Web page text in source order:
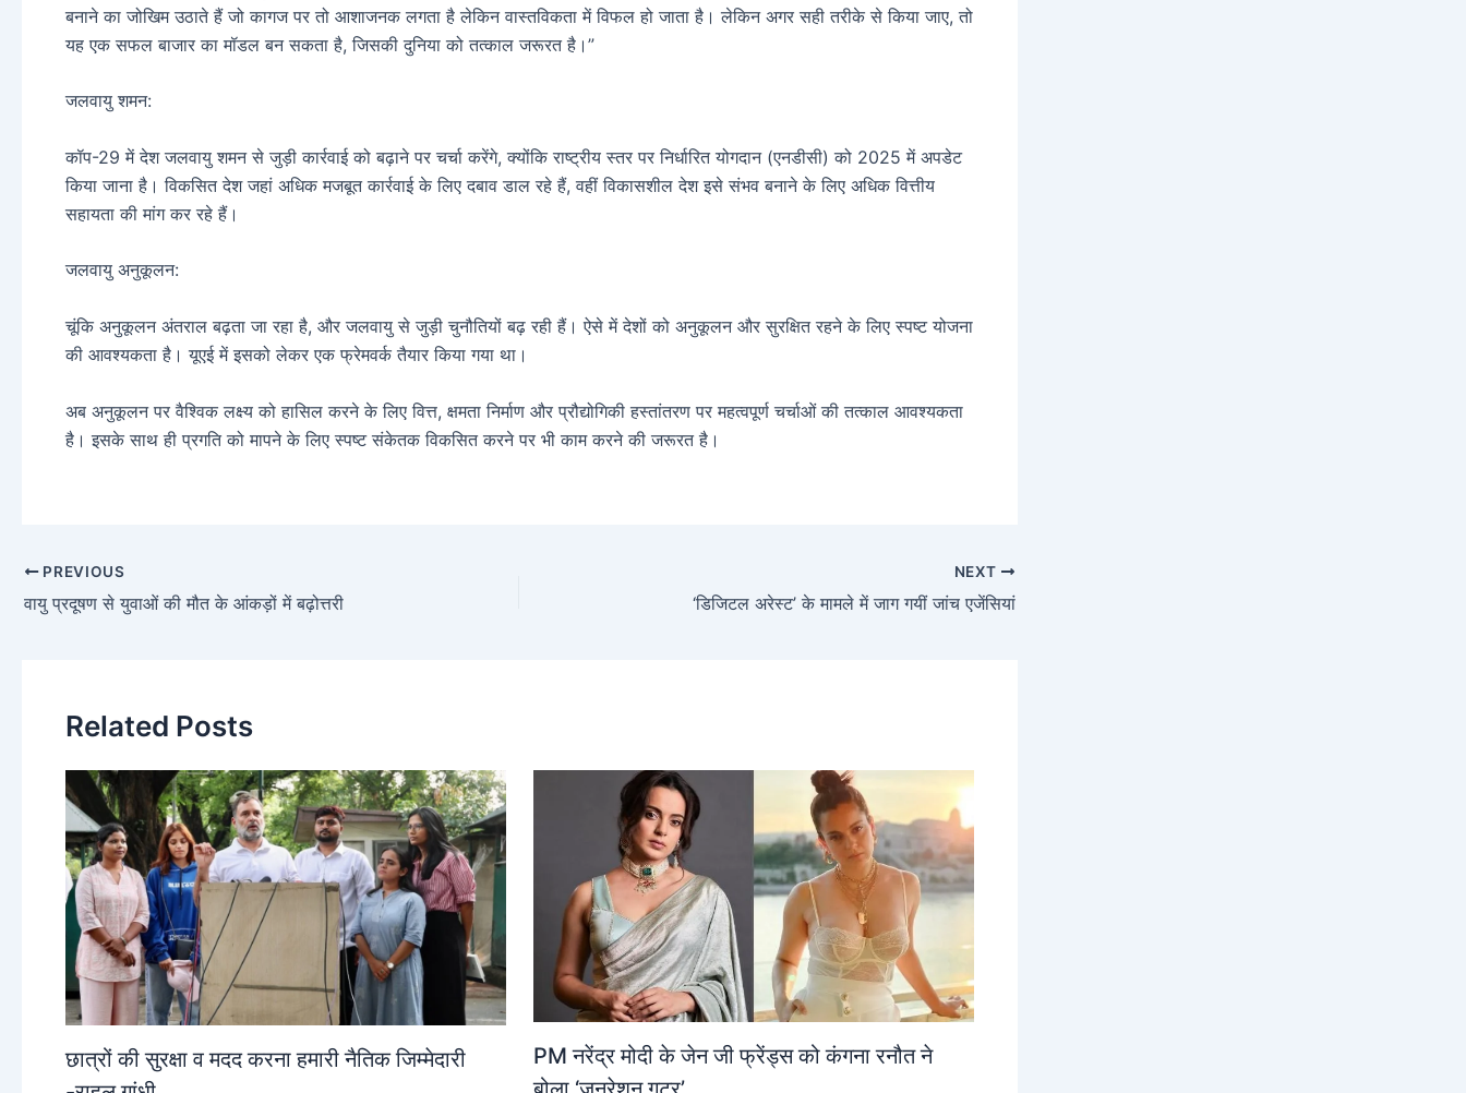
बनाने का जोखिम उठाते हैं जो कागज पर तो आशाजनक लगता है लेकिन वास्तविकता में विफल हो जाता है। लेकिन अगर सही तरीके से किया जाए, तो
यह एक सफल बाजार का मॉडल बन सकता है, जिसकी दुनिया को तत्काल जरूरत है।”
जलवायु शमन:
कॉप-29 में देश जलवायु शमन से जुड़ी कार्रवाई को बढ़ाने पर चर्चा करेंगे, क्योंकि राष्ट्रीय स्तर पर निर्धारित योगदान (एनडीसी) को 2025 में अपडेट
किया जाना है। विकसित देश जहां अधिक मजबूत कार्रवाई के लिए दबाव डाल रहे हैं, वहीं विकासशील देश इसे संभव बनाने के लिए अधिक वित्तीय
सहायता की मांग कर रहे हैं।
जलवायु अनुकूलन:
चूंकि अनुकूलन अंतराल बढ़ता जा रहा है, और जलवायु से जुड़ी चुनौतियों बढ़ रही हैं। ऐसे में देशों को अनुकूलन और सुरक्षित रहने के लिए स्पष्ट योजना
की आवश्यकता है। यूएई में इसको लेकर एक फ्रेमवर्क तैयार किया गया था।
अब अनुकूलन पर वैश्विक लक्ष्य को हासिल करने के लिए वित्त, क्षमता निर्माण और प्रौद्योगिकी हस्तांतरण पर महत्वपूर्ण चर्चाओं की तत्काल आवश्यकता
है। इसके साथ ही प्रगति को मापने के लिए स्पष्ट संकेतक विकसित करने पर भी काम करने की जरूरत है।
PREVIOUS
वायु प्रदूषण से युवाओं की मौत के आंकड़ों में बढ़ोत्तरी
NEXT
‘डिजिटल अरेस्ट’ के मामले में जाग गयीं जांच एजेंसियां
Related Posts
छात्रों की सुरक्षा व मदद करना हमारी नैतिक जिम्मेदारी
PM नरेंद्र मोदी के जेन जी फ्रेंड्स को कंगना रनौत ने